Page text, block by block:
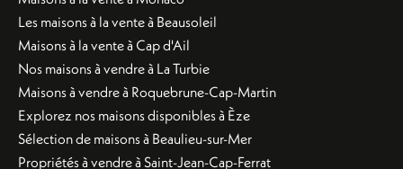
Les maisons à la vente à Beausoleil
Maisons à la vente à Cap d'Ail
Nos maisons à vendre à La Turbie
Maisons à vendre à Roquebrune-Cap-Martin
Explorez nos maisons disponibles à Èze
Sélection de maisons à Beaulieu-sur-Mer
Propriétés à vendre à Saint-Jean-Cap-Ferrat